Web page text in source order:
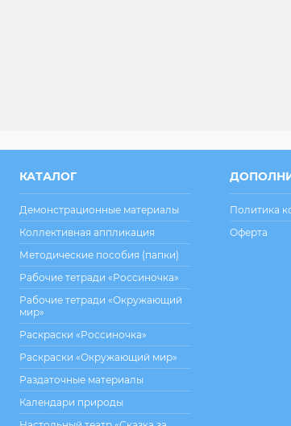
КАТАЛОГ
Демонстрационные материалы
Коллективная аппликация
Методические пособия (папки)
Рабочие тетради «Россиночка»
Рабочие тетради «Окружающий
мир»
Раскраски «Россиночка»
Раскраски «Окружающий мир»
Раздаточные материалы
Календари природы
Политика
Оферта